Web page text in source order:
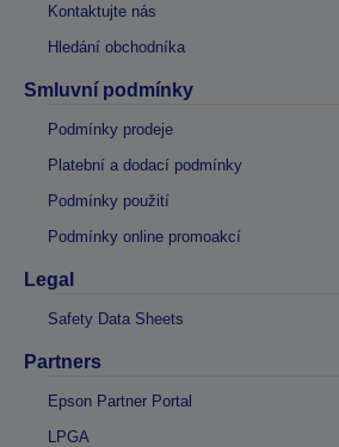
Kontaktujte nás
Hledání obchodníka
Smluvní podmínky
Podmínky prodeje
Platební a dodací podmínky
Podmínky použití
Podmínky online promoakcí
Legal
Safety Data Sheets
Partners
Epson Partner Portal
LPGA